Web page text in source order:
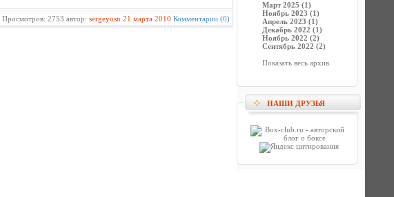
Просмотров: 2753 автор: sergeyosn 21 марта 2010 Комментарии (0)
Март 2025 (1)
Ноябрь 2023 (1)
Апрель 2023 (1)
Декабрь 2022 (1)
Ноябрь 2022 (2)
Сентябрь 2022 (2)
Показать весь архив
НАШИ ДРУЗЬЯ